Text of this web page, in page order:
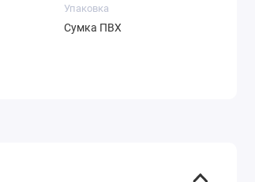
Упаковка
Сумка ПВХ